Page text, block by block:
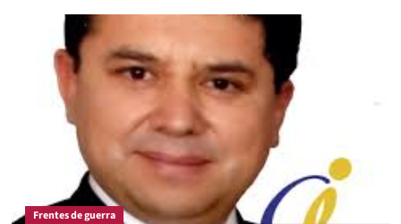
Frentes de guerra